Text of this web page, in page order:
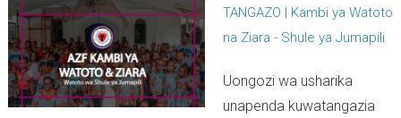
TANGAZO | Kambi ya Watoto
na Ziara - Shule ya Jumapili
Uongozi wa usharika
unapenda kuwatangazia